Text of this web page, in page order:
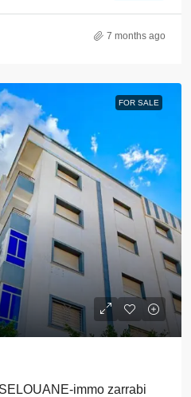
7 months ago
FOR SALE
immo zarrabi